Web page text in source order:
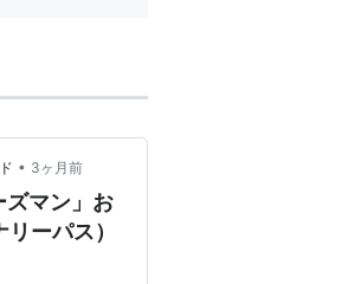
• 3ヶ月前
マン」お
ーパス）